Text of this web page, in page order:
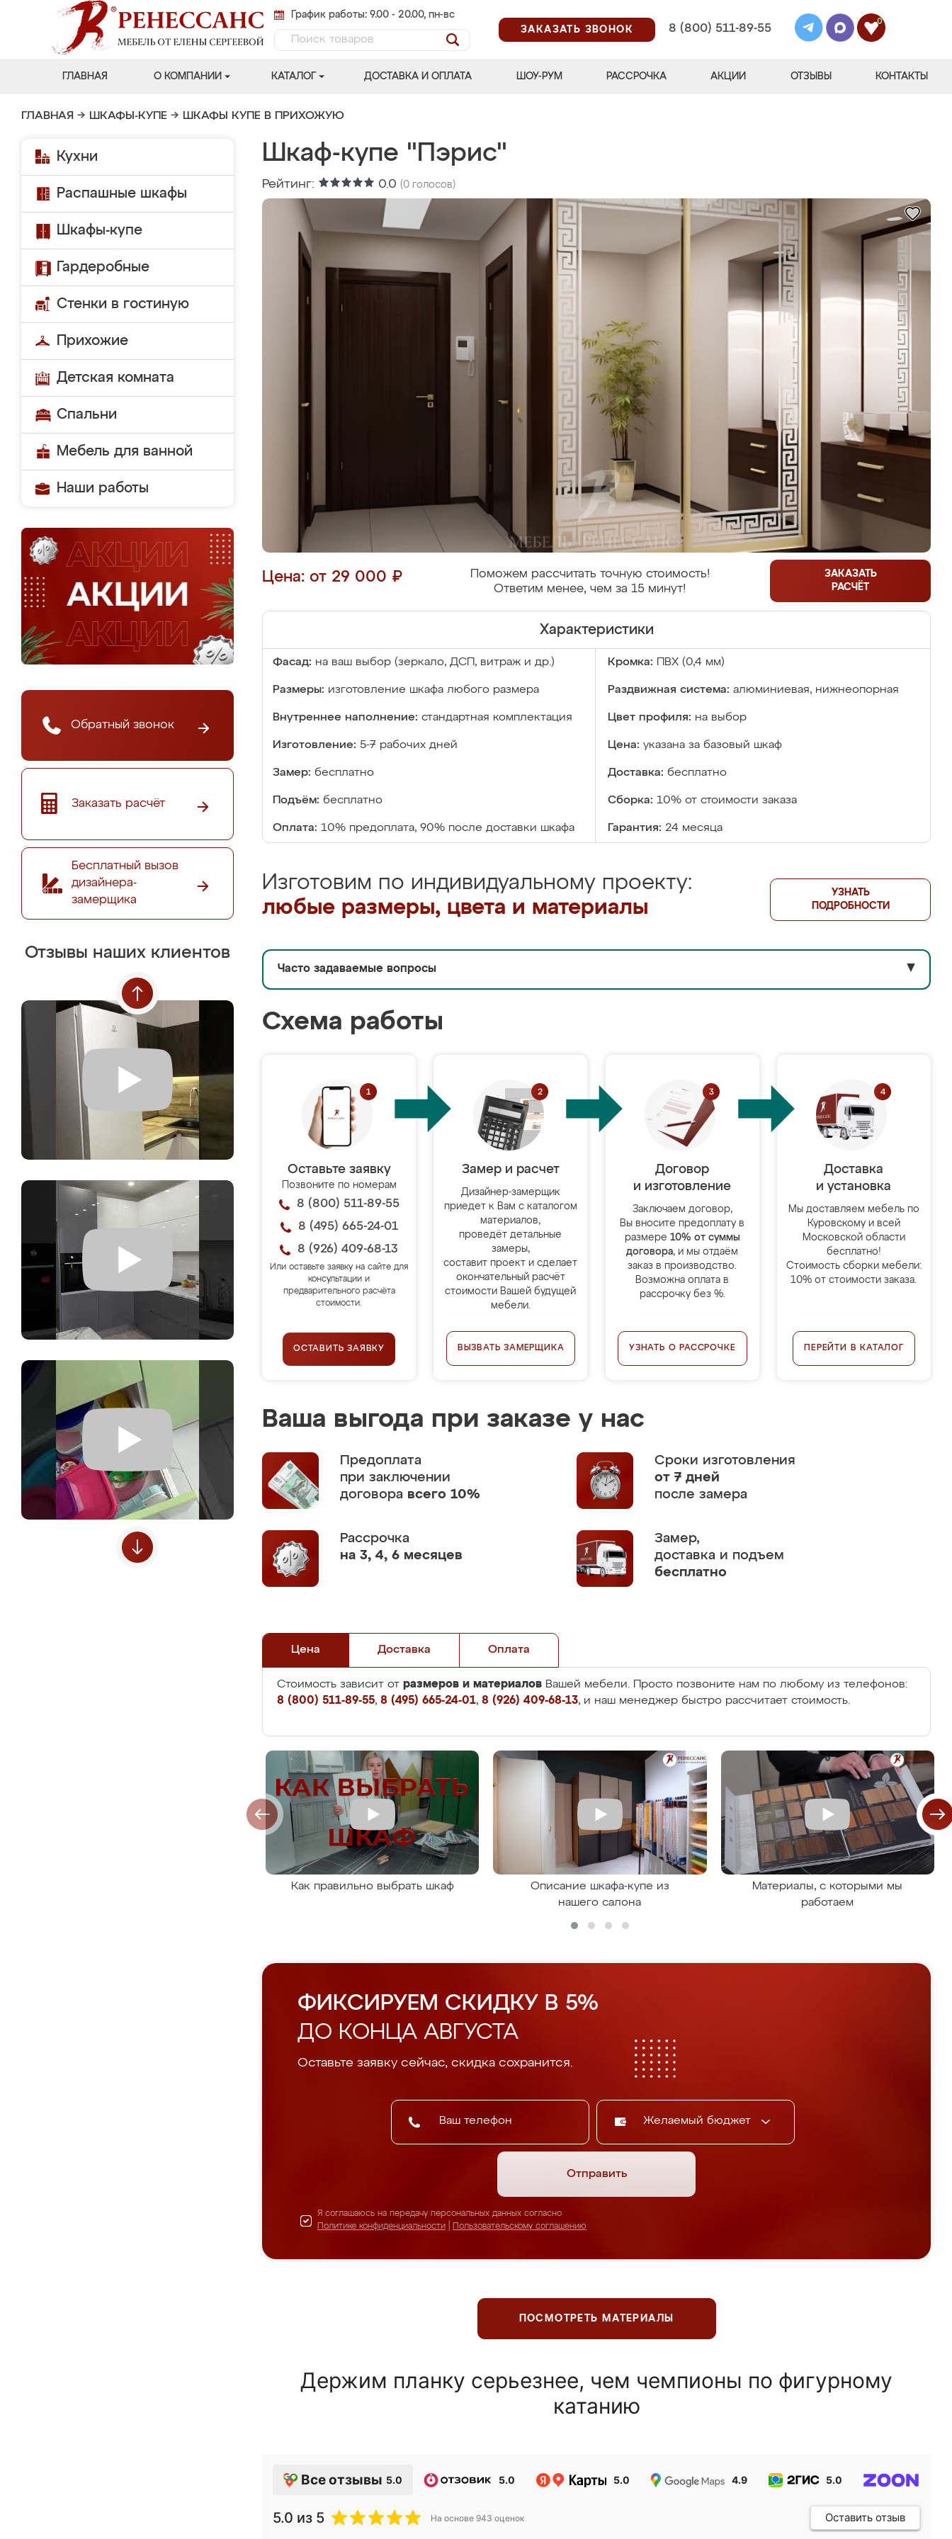
График работы: 9.00 - 20.00, пн-вс
ЗАКАЗАТЬ ЗВОНОК
8 (800) 511-89-55
0
ГЛАВНАЯ О КОМПАНИИ КАТАЛОГ ДОСТАВКА И ОПЛАТА ШОУ-РУМ РАССРОЧКА АКЦИИ ОТЗЫВЫ КОНТАКТЫ
ГЛАВНАЯ → ШКАФЫ-КУПЕ → ШКАФЫ КУПЕ В ПРИХОЖУЮ
Кухни
Распашные шкафы
Шкафы-купе
Гардеробные
Стенки в гостиную
Прихожие
Детская комната
Спальни
Мебель для ванной
Наши работы
Обратный звонок
Заказать расчёт
Бесплатный вызов
дизайнера-
замерщика
Отзывы наших клиентов
Шкаф-купе "Пэрис"
Рейтинг: 0.0 (0 голосов)
Цена: от 29 000 ₽
Поможем рассчитать точную стоимость!
Ответим менее, чем за 15 минут!
ЗАКАЗАТЬ
РАСЧЁТ
Характеристики
Фасад: на ваш выбор (зеркало, ДСП, витраж и др.) Кромка: ПВХ (0,4 мм)
Размеры: изготовление шкафа любого размера Раздвижная система: алюминиевая, нижнеопорная
Внутреннее наполнение: стандартная комплектация Цвет профиля: на выбор
Изготовление: 5-7 рабочих дней Цена: указана за базовый шкаф
Замер: бесплатно Доставка: бесплатно
Подъём: бесплатно Сборка: 10% от стоимости заказа
Оплата: 10% предоплата, 90% после доставки шкафа Гарантия: 24 месяца
Изготовим по индивидуальному проекту:
любые размеры, цвета и материалы
УЗНАТЬ
ПОДРОБНОСТИ
Часто задаваемые вопросы ▼
Схема работы
Оставьте заявку
Позвоните по номерам
8 (800) 511-89-55
8 (495) 665-24-01
8 (926) 409-68-13
Или оставьте заявку на сайте для
консультации и
предварительного расчёта
стоимости.
ОСТАВИТЬ ЗАЯВКУ
Замер и расчет
Дизайнер-замерщик
приедет к Вам с каталогом
материалов,
проведёт детальные
замеры,
составит проект и сделает
окончательный расчёт
стоимости Вашей будущей
мебели.
ВЫЗВАТЬ ЗАМЕРЩИКА
Договор
и изготовление
Заключаем договор,
Вы вносите предоплату в
размере 10% от суммы
договора, и мы отдаём
заказ в производство.
Возможна оплата в
рассрочку без %.
УЗНАТЬ О РАССРОЧКЕ
Доставка
и установка
Мы доставляем мебель по
Куровскому и всей
Московской области
бесплатно!
Стоимость сборки мебели:
10% от стоимости заказа.
ПЕРЕЙТИ В КАТАЛОГ
Ваша выгода при заказе у нас
Предоплата
при заключении
договора всего 10%
Сроки изготовления
от 7 дней
после замера
Рассрочка
на 3, 4, 6 месяцев
Замер,
доставка и подъем
бесплатно
Цена Доставка Оплата
Стоимость зависит от размеров и материалов Вашей мебели. Просто позвоните нам по любому из телефонов:
8 (800) 511-89-55, 8 (495) 665-24-01, 8 (926) 409-68-13, и наш менеджер быстро рассчитает стоимость.
Как правильно выбрать шкаф
Описание шкафа-купе из
нашего салона
Материалы, с которыми мы
работаем
ФИКСИРУЕМ СКИДКУ В 5%
ДО КОНЦА АВГУСТА
Оставьте заявку сейчас, скидка сохранится.
Желаемый бюджет
Отправить
Я соглашаюсь на передачу персональных данных согласно
Политике конфиденциальности
Пользовательскому соглашению
ПОСМОТРЕТЬ МАТЕРИАЛЫ
Держим планку серьезнее, чем чемпионы по фигурному
катанию
Все отзывы 5.0 5.0 5.0 4.9 5.0
5.0 из 5 На основе 943 оценок Оставить отзыв